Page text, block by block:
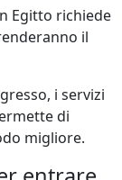
Egitto richiede
il
i servizi
di
migliore.